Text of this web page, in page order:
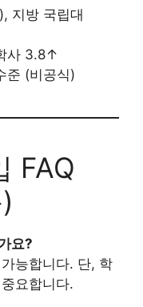
지방 국립대
사 3.8↑
준 (비공식)
FAQ
요?
능합니다. 단, 학
요합니다.